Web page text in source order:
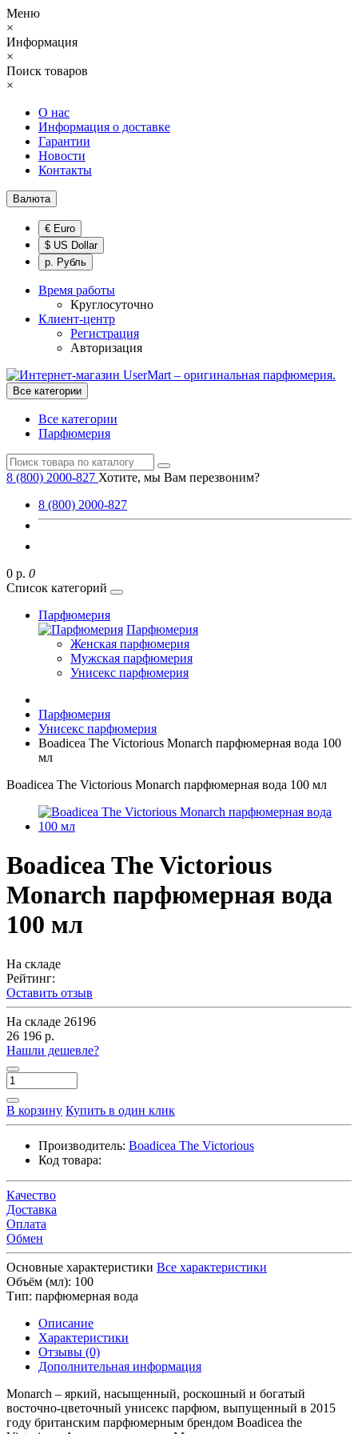
Меню
×
Информация
×
Поиск товаров
×
О нас
Информация о доставке
Гарантии
Новости
Контакты
Валюта
€ Euro
$ US Dollar
р. Рубль
Время работы
Круглосуточно
Клиент-центр
Регистрация
Авторизация
Все категории
Все категории
Парфюмерия
8 (800) 2000-827 Хотите, мы Вам перезвоним?
8 (800) 2000-827
0 р. 0
Список категорий
Парфюмерия
Парфюмерия
Женская парфюмерия
Мужская парфюмерия
Унисекс парфюмерия
Парфюмерия
Унисекс парфюмерия
Boadicea The Victorious Monarch парфюмерная вода 100
мл
Boadicea The Victorious Monarch парфюмерная вода 100 мл
Boadicea The Victorious
Monarch парфюмерная вода
100 мл
На складе
Рейтинг:
Оставить отзыв
На складе 26196
26 196 р.
Нашли дешевле?
В корзину Купить в один клик
Производитель: Boadicea The Victorious
Код товара:
Качество
Доставка
Оплата
Обмен
Основные характеристики Все характеристики
Объём (мл): 100
Тип: парфюмерная вода
Описание
Характеристики
Отзывы (0)
Дополнительная информация
Monarch – яркий, насыщенный, роскошный и богатый
восточно-цветочный унисекс парфюм, выпущенный в 2015
году британским парфюмерным брендом Boadicea the